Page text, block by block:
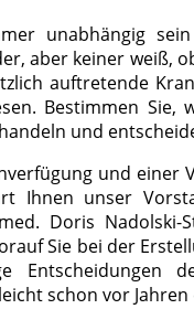
unabhängig
aber keiner weiß,
auftretende
Bestimmen Sie,
und
und einer
Ihnen unser
Doris Nadolski-
Sie bei der
Entscheidungen
schon vor